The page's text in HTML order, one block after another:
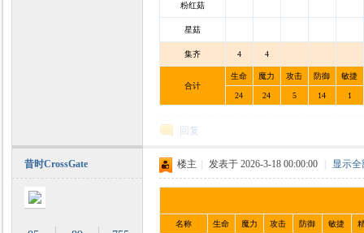
粉红菇
星菇
集齐 4 4
合计
生命 魔力 攻击 防御 敏捷
24 24 5 14 1
回复
昔时CrossGate 楼主 发表于 2026-3-18 00:00:00 显示
名称 生命 魔力 攻击 防御 敏捷